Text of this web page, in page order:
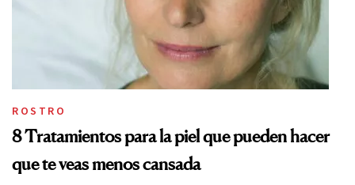
ROSTRO
8 Tratamientos para la piel que pueden hacer
que te veas menos cansada